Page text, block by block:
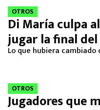
OTROS
Di María culpa
jugar la final del
Lo que hubiera cambiado
OTROS
Jugadores que